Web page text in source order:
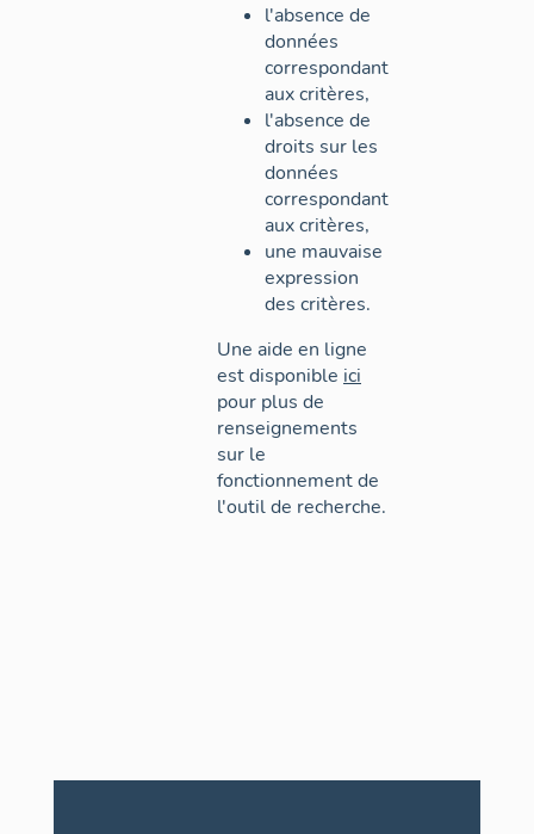
l'absence de
données
correspondant
aux critères,
l'absence de
droits sur les
données
correspondant
aux critères,
une mauvaise
expression
des critères.
Une aide en ligne
est disponible ici
pour plus de
renseignements
sur le
fonctionnement de
l'outil de recherche.